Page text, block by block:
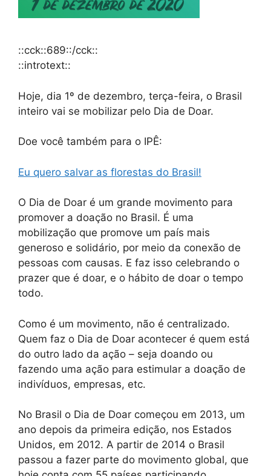
::cck::689::/cck::
::introtext::
Hoje, dia 1º de dezembro, terça-feira, o Brasil
inteiro vai se mobilizar pelo Dia de Doar.
Doe você também para o IPÊ:
Eu quero salvar as florestas do Brasil!
O Dia de Doar é um grande movimento para
promover a doação no Brasil. É uma
mobilização que promove um país mais
generoso e solidário, por meio da conexão de
pessoas com causas. E faz isso celebrando o
prazer que é doar, e o hábito de doar o tempo
todo.
Como é um movimento, não é centralizado.
Quem faz o Dia de Doar acontecer é quem está
do outro lado da ação – seja doando ou
fazendo uma ação para estimular a doação de
indivíduos, empresas, etc.
No Brasil o Dia de Doar começou em 2013, um
ano depois da primeira edição, nos Estados
Unidos, em 2012. A partir de 2014 o Brasil
passou a fazer parte do movimento global, que